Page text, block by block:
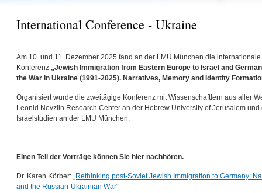
International Conference - Ukraine
Am 10. und 11. Dezember 2025 fand an der LMU München die internationale
Konferenz „Jewish Immigration from Eastern Europe to Israel and
the War in Ukraine (1991-2025). Narratives, Memory and Identity
Organisiert wurde die zweitägige Konferenz mit Wissenschaftlern aus aller
Leonid Nevzlin Research Center an der Hebrew University of Jerusalem und
Israelstudien an der LMU München.
Einen Teil der Vorträge können Sie hier nachhören.
Dr. Karen Körber: „Rethinking post-Soviet Jewish Immigration to Germany:
and the Russian-Ukrainian War“